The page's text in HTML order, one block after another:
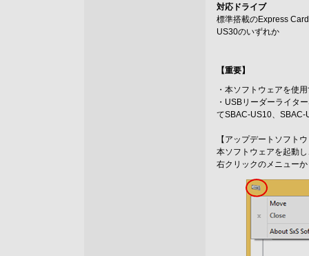
対応ドライブ
標準搭載のExpress
US30のいずれか
【重要】
・本ソフトウェアを使
・USBリーダーライタ
てSBAC-US10、SBAC-
【アップデートソフト
本ソフトウェアを起動
右クリックのメニュー